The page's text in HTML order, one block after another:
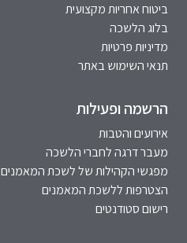
ביטוח אחריות מקצועית
בלוג הלשכה
מדיניות פרטיות
תנאי השימוש באתר
הרשמה ופעילות
אירועים והטבות
מעבר דרגה לחברי הלשכה
מפגשי הקהילות של לשכת המאמנים
הצטרפות ללשכת המאמנים
רישום סטודנטים